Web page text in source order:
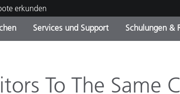
erkunden
Laufende
Lacke
Services und Support Schulungen &
To The Same